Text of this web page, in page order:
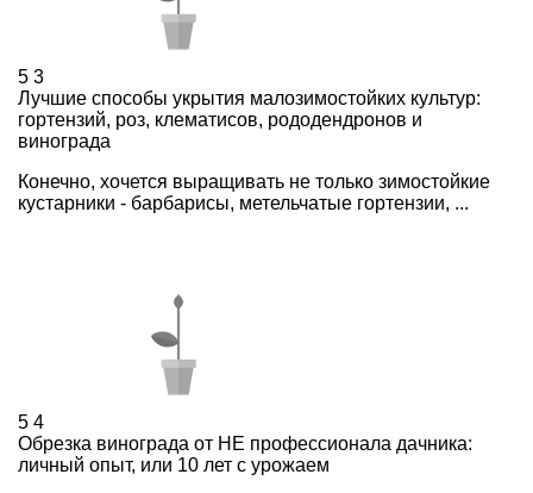
5 3
Лучшие способы укрытия малозимостойких культур:
гортензий, роз, клематисов, рододендронов и
винограда
Конечно, хочется выращивать не только зимостойкие
кустарники - барбарисы, метельчатые гортензии, ...
5 4
Обрезка винограда от НЕ профессионала дачника:
личный опыт, или 10 лет с урожаем